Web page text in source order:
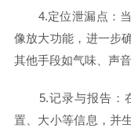
4.定位泄漏点：当
像放大功能，进一步
其他手段如气味、声
5.记录与报告：在
置、大小等信息，并